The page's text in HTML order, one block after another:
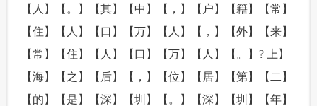
【人】【。】【其】【中】【，】【户】【籍】【常】
【住】【人】【口】【万】【人】【，】【外】【来】
【常】【住】【人】【口】【万】【人】【。】? 上】
【海】【之】【后】【，】【位】【居】【第】【二】
【的】【是】【深】【圳】【。】【深】【圳】【年】